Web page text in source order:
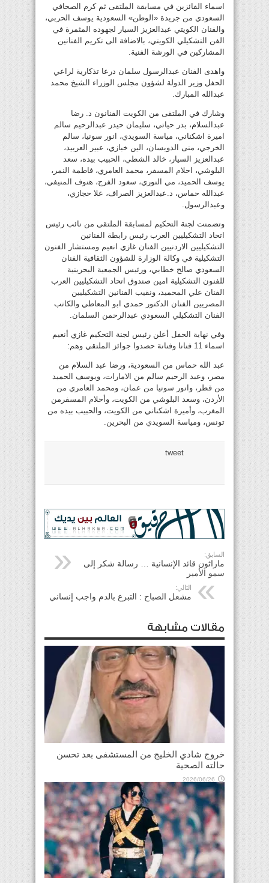
اسماء الفائزين في مسابقة الملتقى ثم كرم الصحافي
السعودي من جريدة «الوطن» السعودية يوسف الحربي،
والفنان الكويتي عبدالعزيز السيار لجهوده المثمرة في
الفن التشكيلي الكويتي، بالاضافة الى تكريم الفنانين
المشاركين في الورشة الفنية.
واهدى الفنان عبدالرسول سلمان درعا تذكارية لراعي
الحفل وزير الدولة لشؤون مجلس الوزراء الشيخ محمد
عبدالله المبارك.
وشارك في الملتقى من الكويت الفنانون د. رضا
عبدالسلام، بدر حياتي، سليمان حيدر عبدالرحيم سالم
اميرة اشكناني، مياسة السويدي، انور سونيا، سالم
الخرجي، منى الدويسان، الين خبازي، عبير العربيد،
عبدالعزيز السيار، خالد الشطي، الحبيب بيده، سعد
البلوشي، احلام المسفر، محمد العامري، فاطمة النمر،
يوسف الحميد، مي النوري، سعود الفرج، هنوف المنيفي،
عبدالله حماس، د.عبدالعزيز الصراف، علا حجازي،
وعبدالرسول.
وتضمنت لجنة التحكيم لمسابقة الملتقى من نائب رئيس
اتحاد التشكيليين العرب رئيس رابطة الفنانين
التشكيليين الاردنيين الفنان غازي انعيم ومستشار الفنون
التشكيلية في وكالة الوزارة للشؤون الثقافية الفنان
السعودي صالح خطابي، ورئيس الجمعية البحرينية
للفنون التشكيلية امين صندوق اتحاد التشكيليين العرب
الفنان علي المحميد، ونقيب الفنانين التشكيليين
المصريين الفنان الدكتور حمدي ابو المعاطي والكاتب
الفنان التشكيلي السعودي عبدالرحمن السلمان.
وفي نهاية الحفل أعلن رئيس لجنة التحكيم غازي أنعيم
اسماء 11 فنانا وفنانة حصدوا جوائز الملتقي وهم:
عبد الله حماس من السعودية، ورضا عبد السلام من
مصر، وعبد الرحيم سالم من الامارات، ويوسف الحميد
من قطر، وانور سونيا من عمان، ومحمد العامري من
الأردن، وسعد البلوشي من الكويت، وأحلام المسفرمن
المغرب، وأميرة اشكناني من الكويت، والحبيب بيده من
تونس، ومياسة السويدي من البحرين.
tweet
السابق:
ماراثون قائد الإنسانية … رسالة شكر إلى
سمو الأمير
التالي:
مشعل الصباح : التبرع بالدم واجب إنساني
مقالات مشابهة
خروج شادي الخليج من المستشفى بعد تحسن
حالته الصحية
2026/06/26